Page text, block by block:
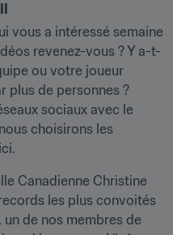
vous a intéressé semaine
revenez-vous ? Y a-t-
ou votre joueur
plus de personnes ?
sociaux avec le
choisirons les
Canadienne Christine
les plus convoités
de nos membres de